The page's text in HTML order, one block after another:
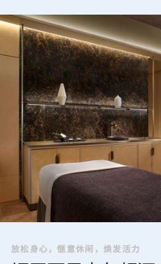
放松身心，惬意休闲，焕发活力